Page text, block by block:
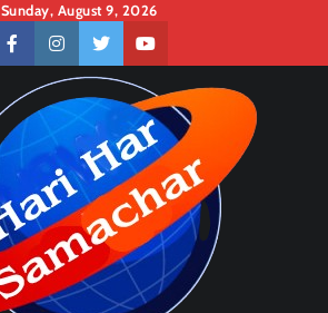
Sunday, August 9, 2026
facebookinstagramtwitteryoutube